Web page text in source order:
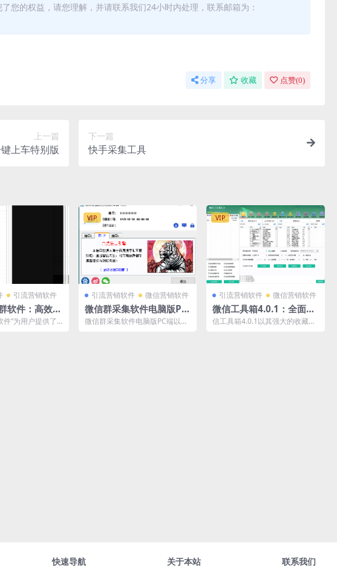
您的权益，请您理解，并请联系我们24小时内处理，联系邮箱为：
分享 收藏 点赞(0)
上一篇
上车特别版
下一篇
快手采集工具
引流营销软件
软件：高效管
件”为用户提供了
VIP
引流营销软件 微信营销软件
微信群采集软件电脑版PC
端：高效安全的微信群信
微信群采集软件电脑版PC端以其
VIP
引流营销软件 微信营销软件
微信工具箱4.0.1：全面提
升您的微信营销效率
信工具箱4.0.1以其强大的收藏推
快速导航
关于本站
联系我们